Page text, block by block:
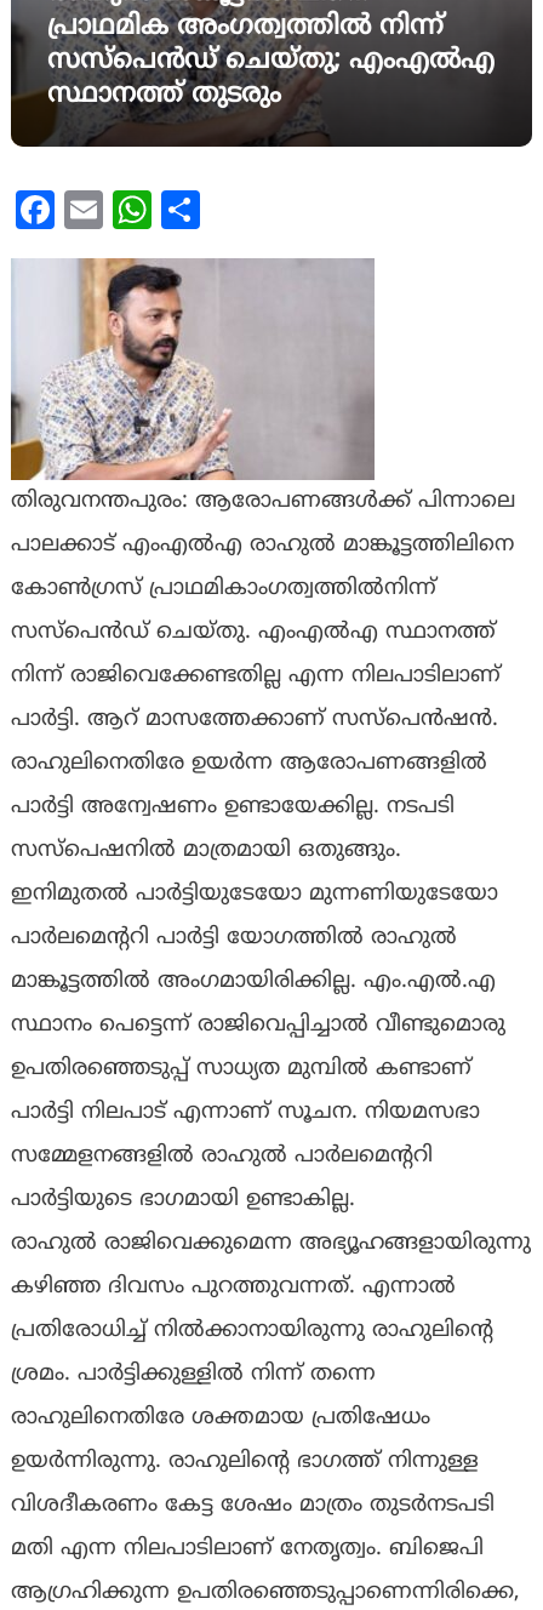
പ്രാഥമിക അംഗത്വത്തിൽ നിന്ന്
സസ്പെന്‍ഡ് ചെയ്തു; എംഎൽഎ
സ്ഥാനത്ത് തുടരും
Facebook
Email WhatsApp
തിരുവനന്തപുരം: ആരോപണങ്ങൾക്ക് പിന്നാലെ
പാലക്കാട് എംഎൽഎ രാഹുൽ മാങ്കൂട്ടത്തിലിനെ
കോൺഗ്രസ് പ്രാഥമികാംഗത്വത്തിൽനിന്ന്
സസ്പെൻഡ് ചെയ്തു. എംഎൽഎ സ്ഥാനത്ത്
നിന്ന് രാജിവെക്കേണ്ടതില്ല എന്ന നിലപാടിലാണ്
പാർട്ടി. ആറ് മാസത്തേക്കാണ് സസ്പെൻഷൻ.
രാഹുലിനെതിരേ ഉയർന്ന ആരോപണങ്ങളിൽ
പാർട്ടി അന്വേഷണം ഉണ്ടായേക്കില്ല. നടപടി
സസ്പെഷനിൽ മാത്രമായി ഒതുങ്ങും.
ഇനിമുതൽ പാർട്ടിയുടേയോ മുന്നണിയുടേയോ
പാർലമെന്ററി പാർട്ടി യോഗത്തിൽ രാഹുൽ
മാങ്കൂട്ടത്തിൽ അംഗമായിരിക്കില്ല. എം.എൽ.എ
സ്ഥാനം പെട്ടെന്ന് രാജിവെപ്പിച്ചാൽ വീണ്ടുമൊരു
ഉപതിരഞ്ഞെടുപ്പ് സാധ്യത മുമ്പിൽ കണ്ടാണ്
പാർട്ടി നിലപാട് എന്നാണ് സൂചന. നിയമസഭാ
സമ്മേളനങ്ങളിൽ രാഹുൽ പാർലമെന്ററി
പാർട്ടിയുടെ ഭാഗമായി ഉണ്ടാകില്ല.
രാഹുൽ രാജിവെക്കുമെന്ന അഭ്യൂഹങ്ങളായിരുന്നു
കഴിഞ്ഞ ദിവസം പുറത്തുവന്നത്. എന്നാൽ
പ്രതിരോധിച്ച് നിൽക്കാനായിരുന്നു രാഹുലിൻ്റെ
ശ്രമം. പാർട്ടിക്കുള്ളിൽ നിന്ന് തന്നെ
രാഹുലിനെതിരേ ശക്തമായ പ്രതിഷേധം
ഉയർന്നിരുന്നു. രാഹുലിൻ്റെ ഭാഗത്ത് നിന്നുള്ള
വിശദീകരണം കേട്ട ശേഷം മാത്രം തുടർനടപടി
മതി എന്ന നിലപാടിലാണ് നേതൃത്വം. ബിജെപി
ആഗ്രഹിക്കുന്ന ഉപതിരഞ്ഞെടുപ്പാണെന്നിരിക്കെ,